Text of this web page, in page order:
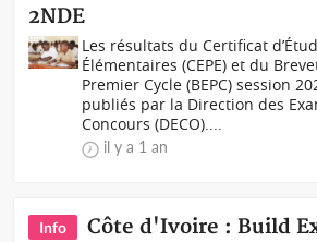
2NDE
Les résultats du Certificat
Élémentaires (CEPE) et du
Premier Cycle (BEPC) session
publiés par la Direction des
Concours (DECO)....
il y a 1 an
Info
Côte d'Ivoire : Build